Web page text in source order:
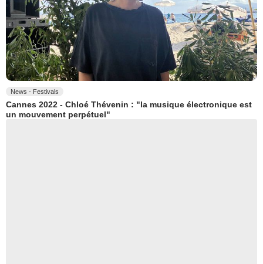
News - Festivals
Cannes 2022 - Chloé Thévenin : "la musique électronique est
un mouvement perpétuel"